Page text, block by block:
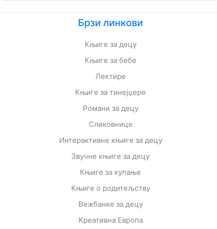
Брзи линкови
Књиге за децу
Књиге за бебе
Лектире
Књиге за тинејџере
Романи за децу
Сликовнице
Интерактивне књиге за децу
Звучне књиге за децу
Књиге за купање
Књиге о родитељству
Вежбанке за децу
Креативна Европа